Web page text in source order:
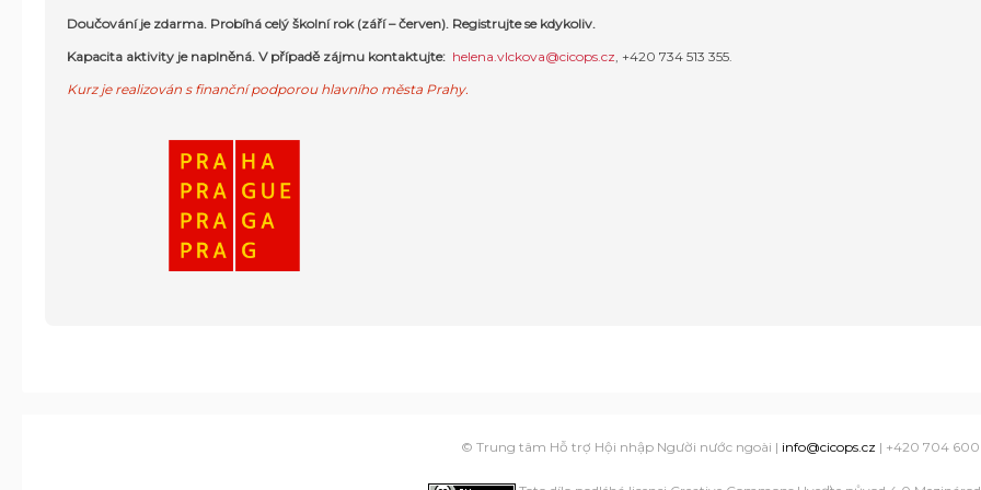
Doučování je zdarma. Probíhá celý školní rok (září – červen). Registrujte se kdykoliv.
Kapacita aktivity je naplněná. V případě zájmu kontaktujte: helena.vlckova@cicops.cz, +420 734 513 355.
Kurz je realizován s finanční podporou hlavního města Prahy.
© Trung tâm Hỗ trợ Hội nhập Người nước ngoài | info@cicops.cz | +420 704